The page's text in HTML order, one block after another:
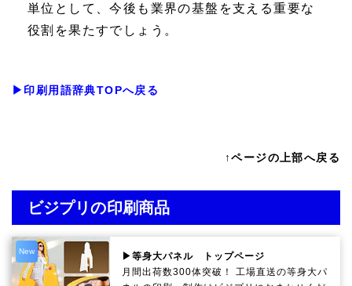
単位として、今後も業界の基盤を支える重要な
役割を果たすでしょう。
▶印刷用語辞典TOPへ戻る
↑ページの上部へ戻る
ビジプリの印刷商品
New
▶等身大パネル トップページ
月間出荷数300体突破！ 工場直送の等身大パ